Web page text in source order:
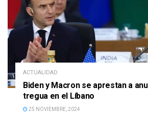
ACTUALIDAD
Biden y Macron se aprestan a
tregua en el Líbano
25 NOVIEMBRE, 2024